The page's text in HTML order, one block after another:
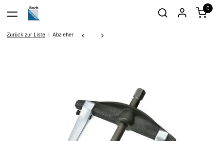
0
Zurück zur Liste Abzieher